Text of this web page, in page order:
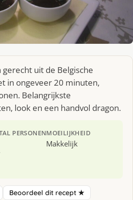
gerecht uit de Belgische
in ongeveer 20 minuten,
Belangrijkste
look en een handvol dragon.
PERSONENMOEILIJKHEID
Makkelijk
Beoordeel dit recept ★